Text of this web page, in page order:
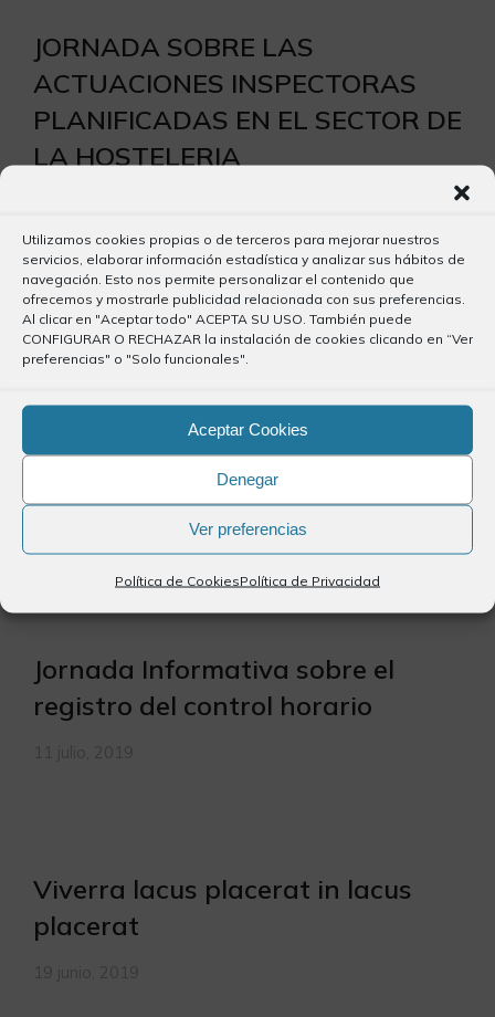
Utilizamos cookies propias o de terceros para mejorar nuestros
servicios, elaborar información estadística y analizar sus hábitos de
navegación. Esto nos permite personalizar el contenido que
ofrecemos y mostrarle publicidad relacionada con sus preferencias.
Al clicar en "Aceptar todo" ACEPTA SU USO. También puede
CONFIGURAR O RECHAZAR la instalación de cookies clicando en “Ver
preferencias" o "Solo funcionales".
Aceptar Cookies
Denegar
Ver preferencias
Política de CookiesPolítica de Privacidad
JORNADA SOBRE LAS
ACTUACIONES INSPECTORAS
PLANIFICADAS EN EL SECTOR DE
LA HOSTELERIA
La importancia de un Programa
Civil Profesional especialmente
diseñado para Graduados
Jornada Informativa sobre el
registro del control horario
Viverra lacus placerat in lacus
placerat